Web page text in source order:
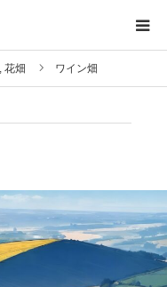
花畑 ワイン畑